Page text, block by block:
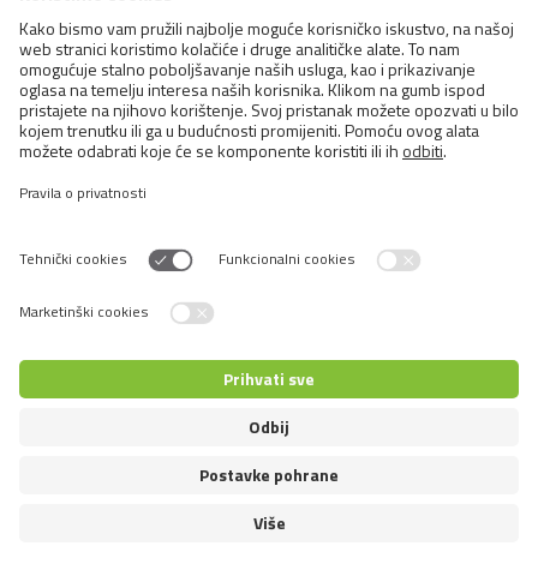
BRIT PREMIUM CAT
POUCHES WITH CHICKEN
Komadići piletine u umaku za mačiće
Detalji o proizvodu